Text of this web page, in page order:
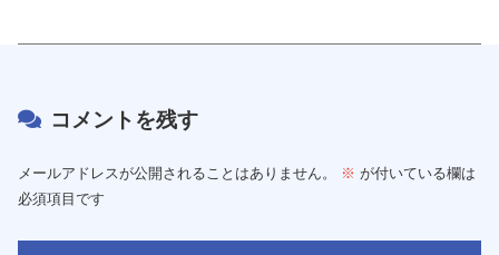
コメントを残す
メールアドレスが公開されることはありません。 ※ が付いている欄は
必須項目です